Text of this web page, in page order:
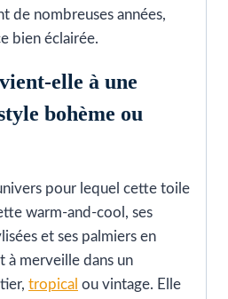
de nombreuses années,
bien éclairée.
elle à une
bohème ou
pour lequel cette toile
warm-and-cool, ses
et ses palmiers en
à merveille dans un
tropical ou vintage. Elle